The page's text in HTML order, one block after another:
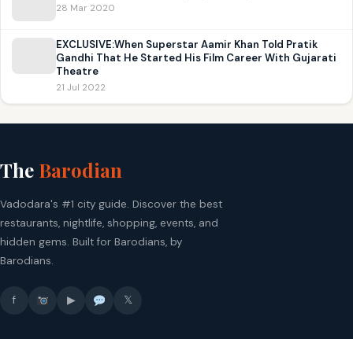
28 Mar 2020
EXCLUSIVE:When Superstar Aamir Khan Told Pratik
Gandhi That He Started His Film Career With Gujarati
Theatre
21 Jul 2022
The Barodian
Vadodara's #1 city guide. Discover the best
restaurants, nightlife, shopping, events, and
hidden gems. Built for Barodians, by
Barodians.
f ▶ 𝕏